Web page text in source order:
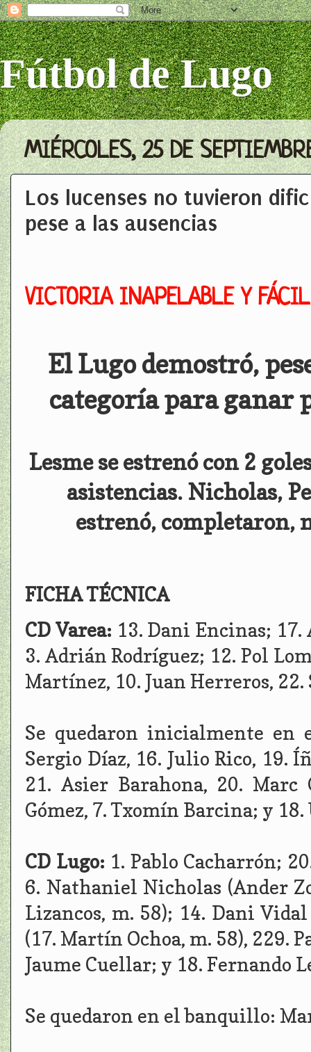
Fútbol de Lugo
MIÉRCOLES, 25 DE
Los lucenses no tuvieron
pese a las ausencias
VICTORIA INAPELABLE Y
El Lugo demostró,
categoría para ganar
Lesme se estrenó con 2
asistencias. Nicholas,
estrenó, completaron,
FICHA TÉCNICA
CD Varea: 13. Dani Encinas;
3. Adrián Rodríguez; 12. Pol
Martínez, 10. Juan Herreros, 22.
Se quedaron inicialmente
Sergio Díaz, 16. Julio Rico, 19.
21. Asier Barahona, 20. Marc
Gómez, 7. Txomín Barcina; y 18.
CD Lugo: 1. Pablo Cacharrón;
6. Nathaniel Nicholas (Ander
Lizancos, m. 58); 14. Dani
(17. Martín Ochoa, m. 58), 229.
Jaume Cuellar; y 18. Fernando
Se quedaron en el banquillo: